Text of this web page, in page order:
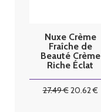
Nuxe Crème
Fraîche de
Beauté Crème
Riche Éclat
27.49€20.62€